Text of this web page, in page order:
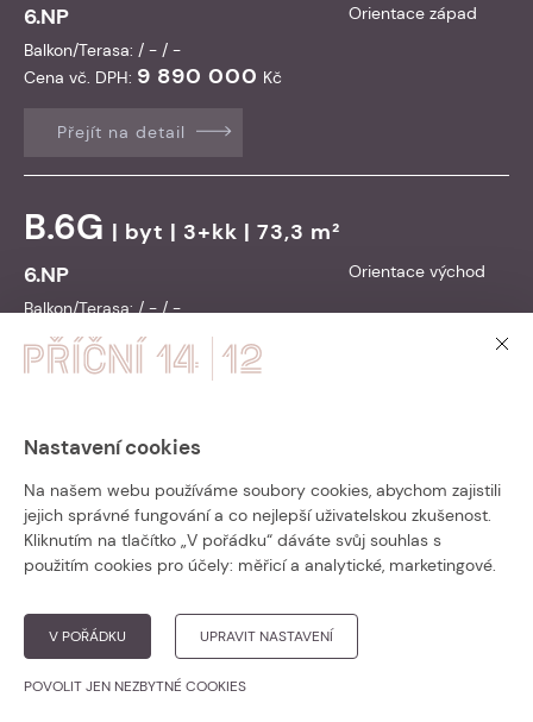
Nastavení cookies
Na našem webu používáme soubory cookies, abychom zajistili
jejich správné fungování a co nejlepší uživatelskou zkušenost.
Kliknutím na tlačítko „V pořádku“ dáváte svůj souhlas s
použitím cookies pro účely: měřicí a analytické, marketingové.
V POŘÁDKU UPRAVIT NASTAVENÍ
POVOLIT JEN NEZBYTNÉ COOKIES
6.NP
Orientace západ
Balkon/Terasa: / - / -
Cena vč. DPH: 9 890 000 Kč
Přejít na detail
B.6G | byt | 3+kk | 73,3 m²
6.NP
Orientace východ
Balkon/Terasa: / - / -
Cena vč. DPH: 11 290 000
B.6H|byt| 1+kk | 33,5 m²
6.NP
Orientace východ
Balkon/Terasa: / - / -
Přejít na detail
Bytový dům Příční 14 je zkolaudován a
připraven k nastěhování.
Přesvědčte se v krátké
nebo rovnouvybírejte z posledních
volných bytů!